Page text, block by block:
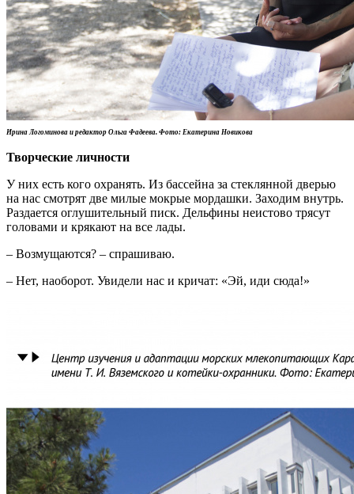
Ирина Логоминова и редактор Ольга Фадеева. Фото: Екатерина Новикова
Творческие личности
У них есть кого охранять. Из бассейна за стеклянной дверью
на нас смотрят две милые мокрые мордашки. Заходим внутрь.
Раздается оглушительный писк. Дельфины неистово трясут
головами и крякают на все лады.
– Возмущаются? – спрашиваю.
– Нет, наоборот. Увидели нас и кричат: «Эй, иди сюда!»